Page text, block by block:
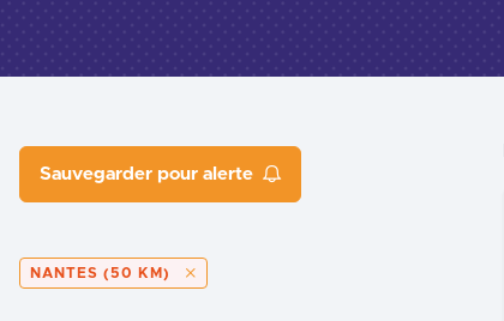
Sauvegarder pour alerte
NANTES (50 KM)